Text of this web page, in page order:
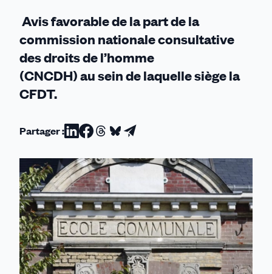
Avis favorable de la part de la
commission nationale consultative
des droits de l’homme
(CNCDH) au sein de laquelle siège la
CFDT.
Partager :Partager
sur
Linkedin
Partager
sur
Facebook
Partager
sur
Threads
Partager
sur
Bluesky
Partager
par